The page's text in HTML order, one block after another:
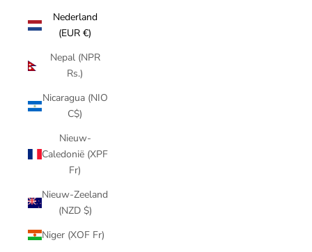
Nederland
(EUR €)
Nepal (NPR
Rs.)
Nicaragua (NIO
C$)
Nieuw-
Caledonië (XPF
Fr)
Nieuw-Zeeland
(NZD $)
Niger (XOF Fr)